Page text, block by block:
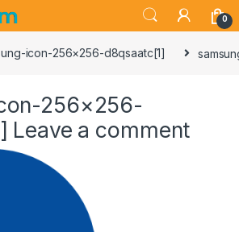
0
icon-256×256-d8qsaatc[1]
256×256-
Leave a comment